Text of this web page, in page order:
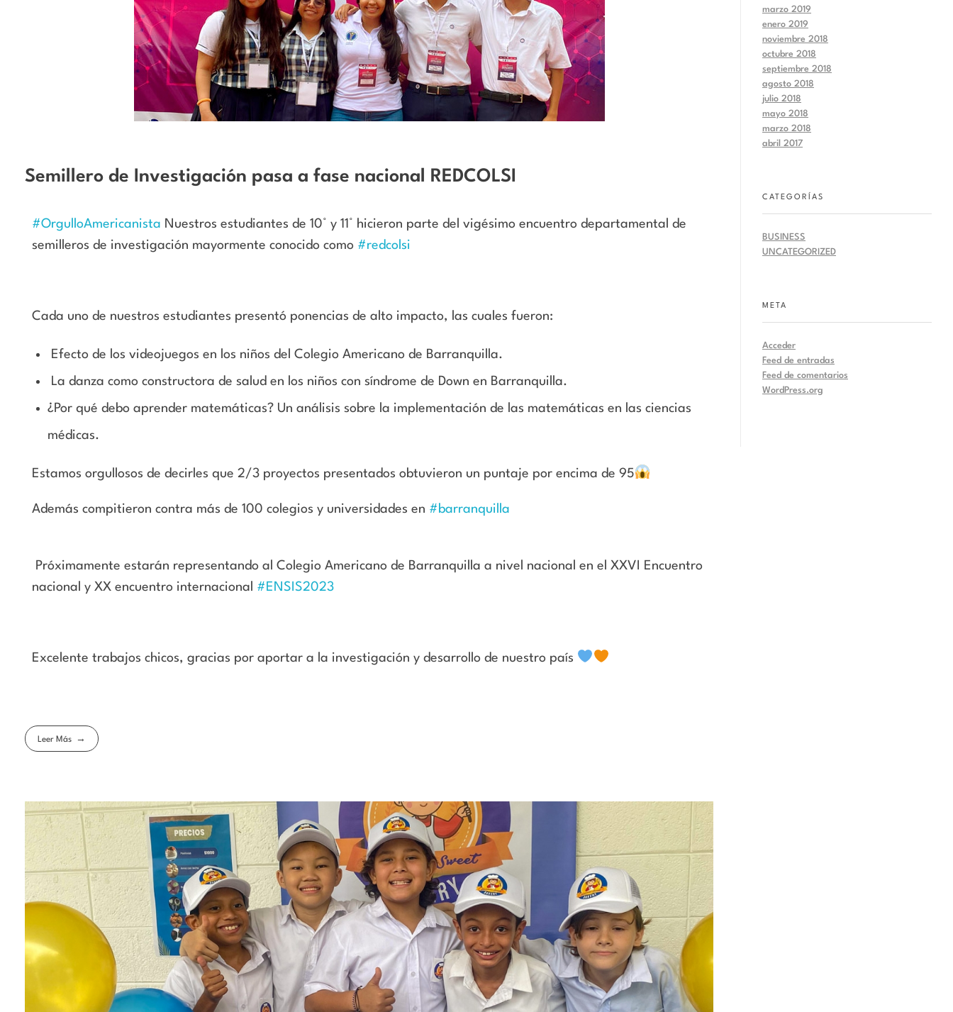
Semillero de Investigación pasa a fase nacional REDCOLSI
#OrgulloAmericanista Nuestros estudiantes de 10° y 11° hicieron parte del vigésimo encuentro departamental de
semilleros de investigación mayormente conocido como #redcolsi
Cada uno de nuestros estudiantes presentó ponencias de alto impacto, las cuales fueron:
Efecto de los videojuegos en los niños del Colegio Americano de Barranquilla.
La danza como constructora de salud en los niños con síndrome de Down en Barranquilla.
¿Por qué debo aprender matemáticas? Un análisis sobre la implementación de las matemáticas en las ciencias
médicas.
Estamos orgullosos de decirles que 2/3 proyectos presentados obtuvieron un puntaje por encima de 95
Además compitieron contra más de 100 colegios y universidades en #barranquilla
Próximamente estarán representando al Colegio Americano de Barranquilla a nivel nacional en el XXVI Encuentro
nacional y XX encuentro internacional #ENSIS2023
Excelente trabajos chicos, gracias por aportar a la investigación y desarrollo de nuestro país
Leer Más
marzo 2019
enero 2019
noviembre 2018
octubre 2018
septiembre 2018
agosto 2018
julio 2018
mayo 2018
marzo 2018
abril 2017
CATEGORÍAS
BUSINESS
UNCATEGORIZED
META
Acceder
Feed de entradas
Feed de comentarios
WordPress.org